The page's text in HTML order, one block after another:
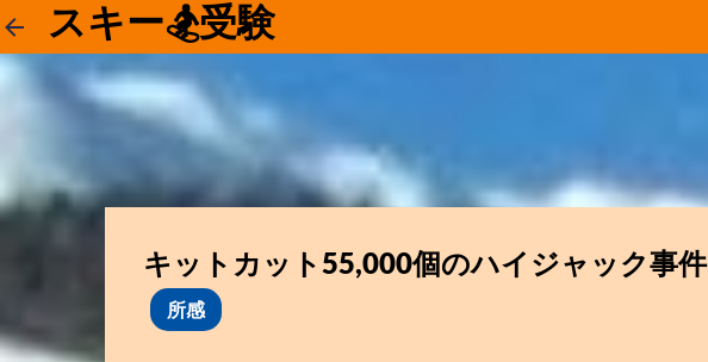
スキー🏂受験
キットカット55,000個のハイジャック事件
所感